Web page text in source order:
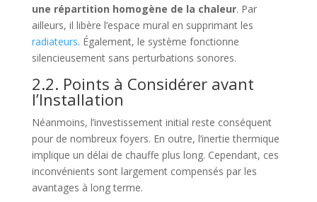
une répartition homogène de la chaleur. Par
ailleurs, il libère l’espace mural en supprimant les
radiateurs. Également, le système fonctionne
silencieusement sans perturbations sonores.
2.2. Points à Considérer avant
l’Installation
Néanmoins, l’investissement initial reste conséquent
pour de nombreux foyers. En outre, l’inertie thermique
implique un délai de chauffe plus long. Cependant, ces
inconvénients sont largement compensés par les
avantages à long terme.